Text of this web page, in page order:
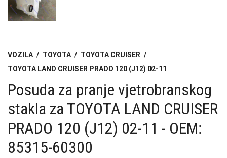
VOZILA / TOYOTA / TOYOTA CRUISER /
TOYOTA LAND CRUISER PRADO 120 (J12) 02-11
Posuda za pranje vjetrobranskog
stakla za TOYOTA LAND CRUISER
PRADO 120 (J12) 02-11 - OEM:
85315-60300